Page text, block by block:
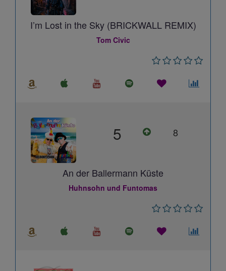
I’m Lost in the Sky (BRICKWALL REMIX)
Tom Civic
5 8
An der Ballermann Küste
Huhnsohn und Funtomas